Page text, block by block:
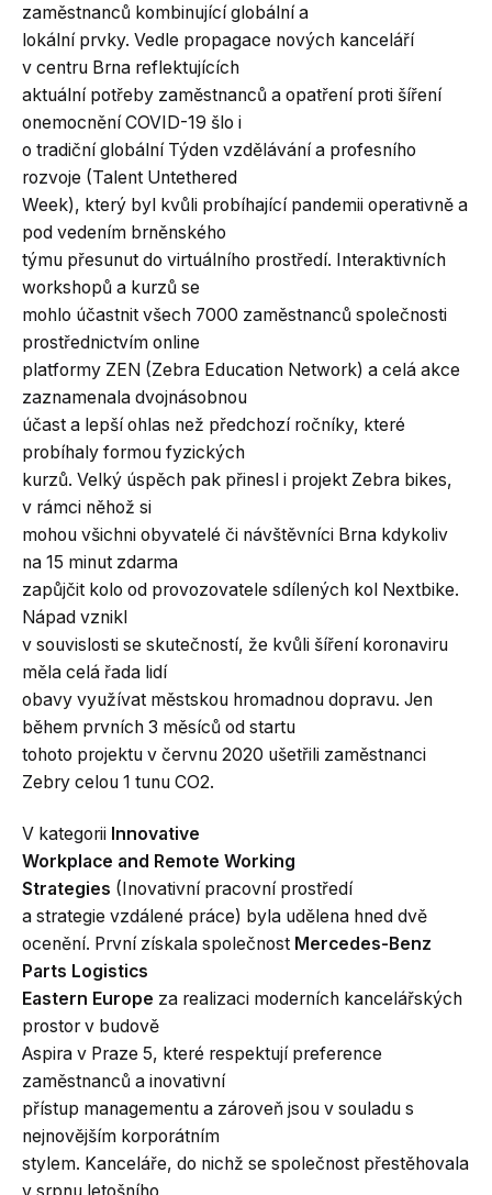
zaměstnanců kombinující globální a
lokální prvky. Vedle propagace nových kanceláří
v centru Brna reflektujících
aktuální potřeby zaměstnanců a opatření proti šíření
onemocnění COVID-19 šlo i
o tradiční globální Týden vzdělávání a profesního
rozvoje (Talent Untethered
Week), který byl kvůli probíhající pandemii operativně a
pod vedením brněnského
týmu přesunut do virtuálního prostředí. Interaktivních
workshopů a kurzů se
mohlo účastnit všech 7000 zaměstnanců společnosti
prostřednictvím online
platformy ZEN (Zebra Education Network) a celá akce
zaznamenala dvojnásobnou
účast a lepší ohlas než předchozí ročníky, které
probíhaly formou fyzických
kurzů. Velký úspěch pak přinesl i projekt Zebra bikes,
v rámci něhož si
mohou všichni obyvatelé či návštěvníci Brna kdykoliv
na 15 minut zdarma
zapůjčit kolo od provozovatele sdílených kol Nextbike.
Nápad vznikl
v souvislosti se skutečností, že kvůli šíření koronaviru
měla celá řada lidí
obavy využívat městskou hromadnou dopravu. Jen
během prvních 3 měsíců od startu
tohoto projektu v červnu 2020 ušetřili zaměstnanci
Zebry celou 1 tunu CO2.
V kategorii Innovative
Workplace and Remote Working
Strategies (Inovativní pracovní prostředí
a strategie vzdálené práce) byla udělena hned dvě
ocenění. První získala společnost Mercedes-Benz
Parts Logistics
Eastern Europe za realizaci moderních kancelářských
prostor v budově
Aspira v Praze 5, které respektují preference
zaměstnanců a inovativní
přístup managementu a zároveň jsou v souladu s
nejnovějším korporátním
stylem. Kanceláře, do nichž se společnost přestěhovala